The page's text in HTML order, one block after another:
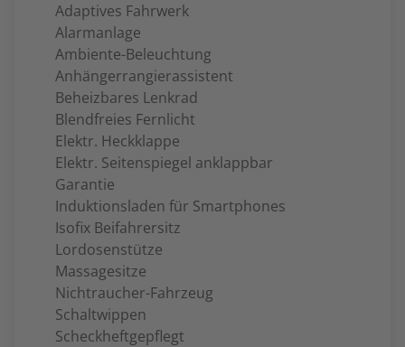
Adaptives Fahrwerk
Alarmanlage
Ambiente-Beleuchtung
Anhängerrangierassistent
Beheizbares Lenkrad
Blendfreies Fernlicht
Elektr. Heckklappe
Elektr. Seitenspiegel anklappbar
Garantie
Induktionsladen für Smartphones
Isofix Beifahrersitz
Lordosenstütze
Massagesitze
Nichtraucher-Fahrzeug
Schaltwippen
Scheckheftgepflegt